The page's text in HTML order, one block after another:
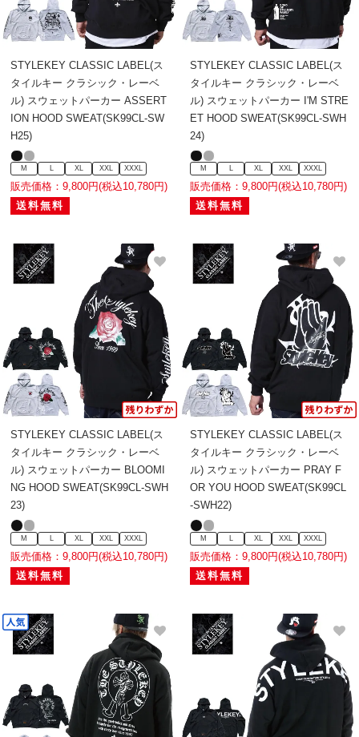
STYLEKEY CLASSIC LABEL(ス
タイルキー クラシック・レーベ
ル) スウェットパーカー ASSERT
ION HOOD SWEAT(SK99CL-SW
H25)
M L XL XXL XXXL
販売価格：9,800円(税込10,780円)
送料無料
STYLEKEY CLASSIC LABEL(ス
タイルキー クラシック・レーベ
ル) スウェットパーカー I'M STRE
ET HOOD SWEAT(SK99CL-SWH
24)
M L XL XXL XXXL
販売価格：9,800円(税込10,780円)
送料無料
STYLEKEY CLASSIC LABEL(ス
タイルキー クラシック・レーベ
ル) スウェットパーカー BLOOMI
NG HOOD SWEAT(SK99CL-SWH
23)
M XL XXL XXXL
販売価格：9,800円(税込10,780円)
送料無料
STYLEKEY CLASSIC LABEL(ス
タイルキー クラシック・レーベ
ル) スウェットパーカー PRAY F
OR YOU HOOD SWEAT(SK99CL
-SWH22)
M XL XXL XXXL
販売価格：9,800円(税込10,780円)
送料無料